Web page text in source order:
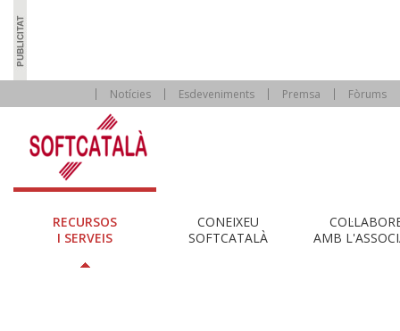
Notícies Esdeveniments Premsa Fòrums
RECURSOS
I SERVEIS
CONEIXEU
SOFTCATALÀ
AMB